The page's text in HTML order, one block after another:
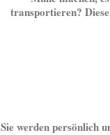
transportieren?
Sie werden persönlich